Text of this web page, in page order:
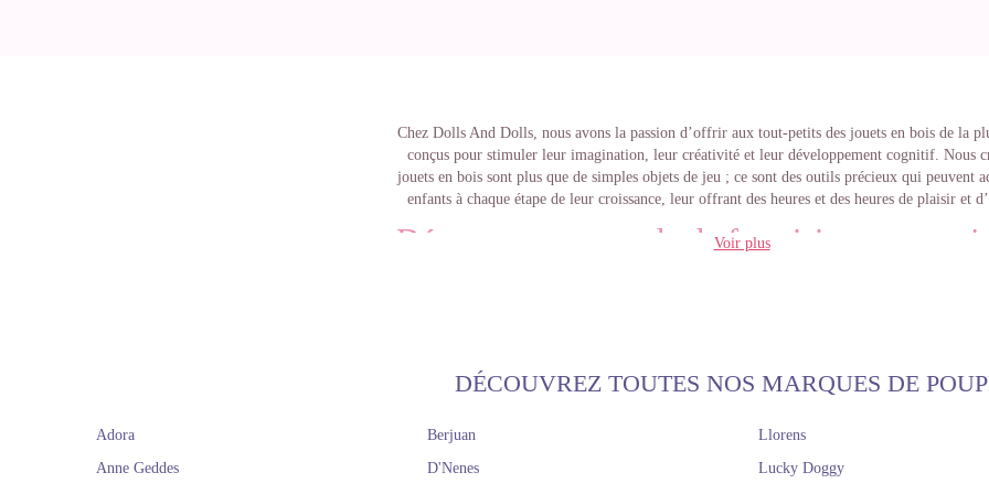
Chez Dolls And Dolls, nous avons la passion d’offrir aux tout-petits des jouets en boisde la
conçus pour stimuler leur imagination, leur créativité et leur développement cognitif. Nous
jouets en bois sont plus que de simples objets de jeu ; ce sont des outils précieux qui peuvent
enfants à chaque étape de leur croissance, leur offrant des heures et des heures de plaisir et
Découvrez un monde de fantaisie avec nos
de nourriture et des glacières, vos petits pourront créer des mondes imaginaires et recréer des
quotidienne tout en développant leurs compétences motrices, leur coordination et leur capacité
Cuisinez les recettes les plus délicieuses :
bois. Robots de cuisine pour créer de délicieux gâteaux, crêpières pour préparer de
Voir plus
DÉCOUVREZ TOUTES NOS MARQUES DE
Adora
Anne Geddes
Berjuan
D'Nenes
Llorens
Lucky Doggy